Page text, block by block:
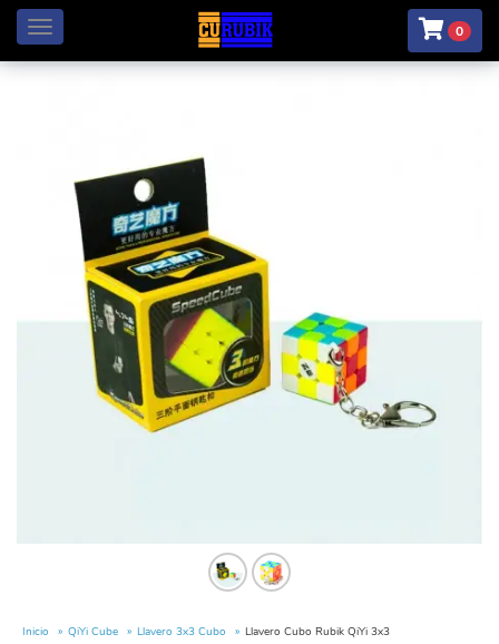
Menú 0
Inicio QiYi Cube Llavero 3x3 Cubo Llavero Cubo Rubik QiYi 3x3